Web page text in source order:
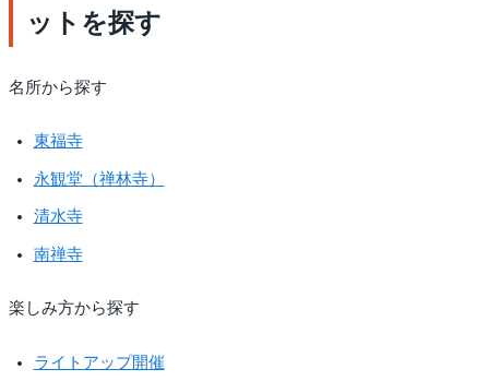
ットを探す
名所から探す
東福寺
永観堂（禅林寺）
清水寺
南禅寺
楽しみ方から探す
ライトアップ開催